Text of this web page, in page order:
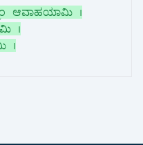
ಆವಾಹಯಾಮಿ ।
।
।